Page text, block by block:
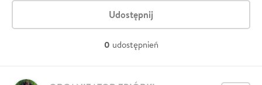
Udostępnij
0 udostępnień